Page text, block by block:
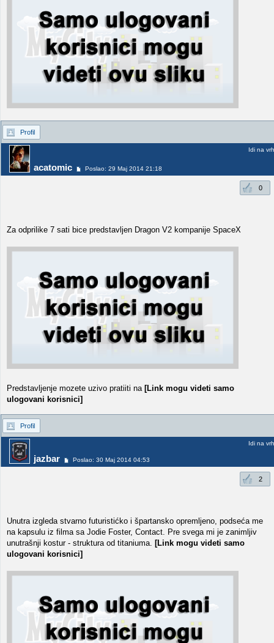
Profil
acatomic Poslao: 29 Maj 2014 21:18
Idi na vrh
0
Za odprilike 7 sati bice predstavljen Dragon V2 kompanije SpaceX
Predstavljenje mozete uzivo pratiiti na [Link mogu videti samo
ulogovani korisnici]
Profil
jazbar Poslao: 30 Maj 2014 04:53
Idi na vrh
2
Unutra izgleda stvarno futuristićko i špartansko opremljeno, podseća me
na kapsulu iz filma sa Jodie Foster, Contact. Pre svega mi je zanimljiv
unutrašnji kostur - struktura od titaniuma. [Link mogu videti samo
ulogovani korisnici]